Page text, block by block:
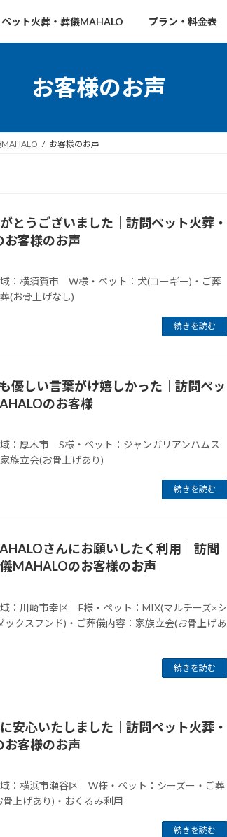
ット火葬・葬儀MAHALO プラン・料金表
お客様のお声
お客様のお声
とうございました｜訪問ペット火葬・
客様のお声
域：横須賀市 W様・ペット：犬(コーギー)・ご葬
(お骨上げなし)
続きを読む
優しい言葉がけ嬉しかった｜訪問ペッ
のお客様
域：厚木市 S様・ペット：ジャンガリアンハムス
族立会(お骨上げあり)
続きを読む
さんにお願いしたく利用｜訪問
MAHALOのお客様のお声
域：川崎市幸区 F様・ペット：MIX(マルチーズ×シ
ックスフンド)・ご葬儀内容：家族立会(お骨上げあ
続きを読む
安心いたしました｜訪問ペット火葬・
客様のお声
域：横浜市瀬谷区 W様・ペット：シーズー・ご葬
上げあり)・おくるみ利用
続きを読む